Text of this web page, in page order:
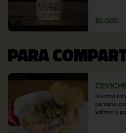
$5.000
PARA
Nuestra
peruano
salmon y